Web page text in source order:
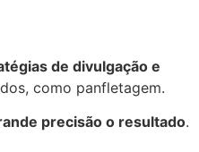
de divulgação e
como panfletagem.
precisão o resultado.